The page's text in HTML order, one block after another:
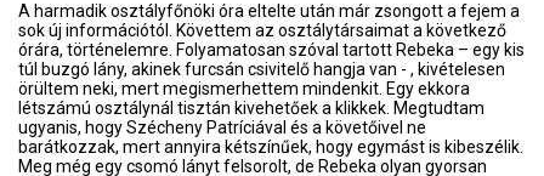
A harmadik osztályfőnöki óra eltelte után már zsongott a fejem a
sok új információtól. Követtem az osztálytársaimat a következő
órára, történelemre. Folyamatosan szóval tartott Rebeka – egy kis
túl buzgó lány, akinek furcsán csivitelő hangja van - , kivételesen
örültem neki, mert megismerhettem mindenkit. Egy ekkora
létszámú osztálynál tisztán kivehetőek a klikkek. Megtudtam
ugyanis, hogy Szécheny Patríciával és a követőivel ne
barátkozzak, mert annyira kétszínűek, hogy egymást is kibeszélik.
Meg még egy csomó lányt felsorolt, de Rebeka olyan gyorsan